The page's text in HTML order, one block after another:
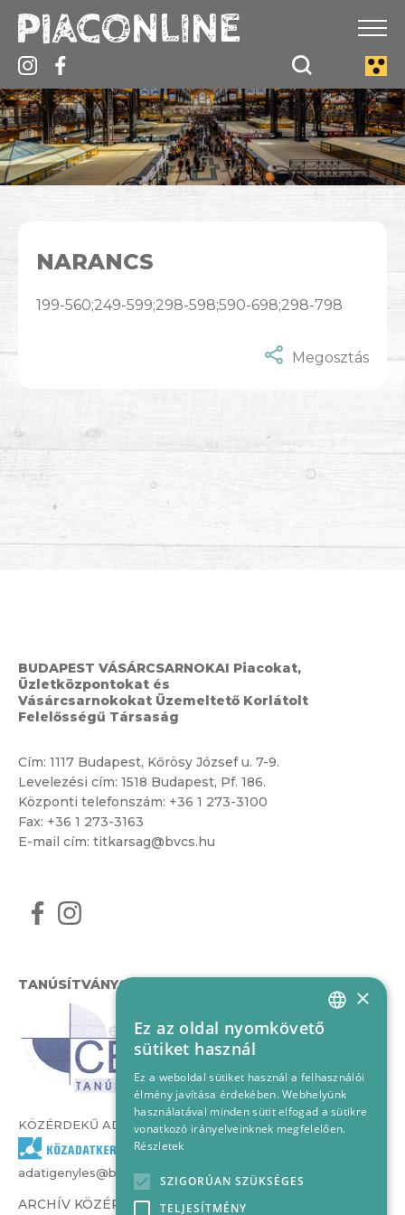
NARANCS
199-560;249-599;298-598;590-698;298-798
Megosztás
BUDAPEST VÁSÁRCSARNOKAI Piacokat,
Üzletközpontokat és
Vásárcsarnokokat Üzemeltető Korlátolt
Felelősségű Társaság
Cím: 1117 Budapest, Kőrösy József u. 7-9.
Levelezési cím: 1518 Budapest, Pf. 186.
Központi telefonszám: +36 1 273-3100
Fax: +36 1 273-3163
E-mail cím: titkarsag@bvcs.hu
TANÚSÍTVÁNYOK
KÖZÉRDEKŰ ADATOK
adatigenyles@bvcs.hu
ARCHÍV KÖZÉRDEKŰ ADATOK –
HUNGARIAN
×
Ez az oldal nyomkövető
sütiket használ
Ez a weboldal sütiket használ a felhasználói
élmény javítása érdekében. Webhelyünk
használatával minden sütit elfogad a sütikre
vonatkozó irányelveinknek megfelelően.
Részletek
SZIGORÚAN SZÜKSÉGES
TELJESÍTMÉNY